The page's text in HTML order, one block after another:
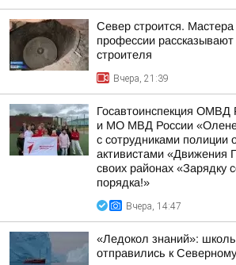
Север строится.
профессии
строителя
Вчера, 21:39
Госавтоинспекция ОМВД
и МО МВД России
с сотрудниками полиции
активистами «Движения
своих районах «Зарядку
порядка!»
Вчера, 14:47
«Ледокол знаний»:
отправились к